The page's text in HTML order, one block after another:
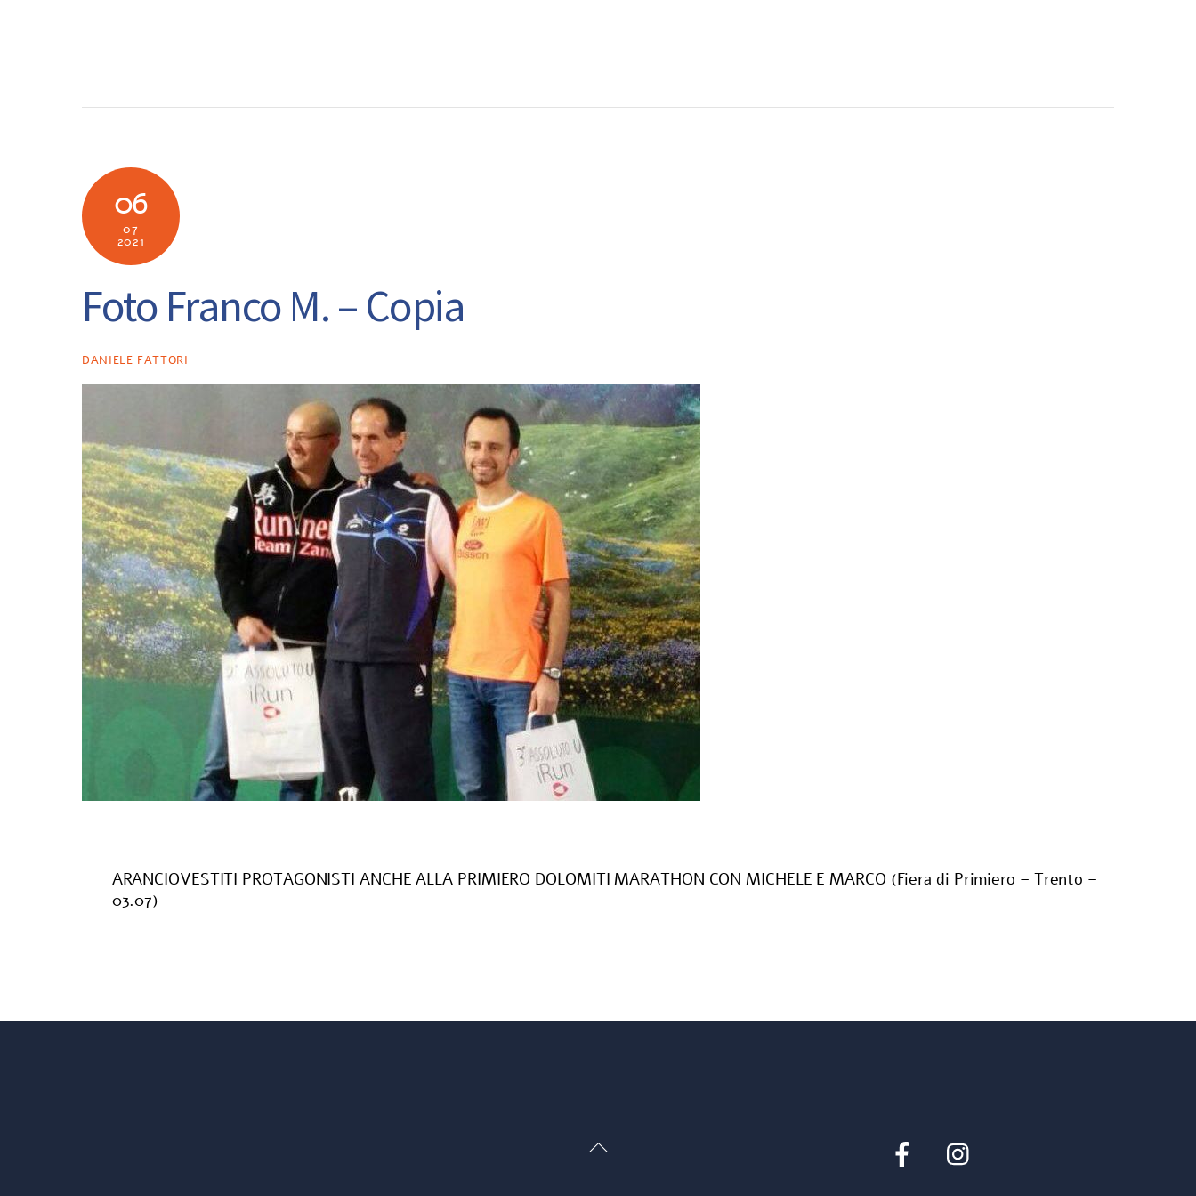
06
07
2021
Foto Franco M. – Copia
DANIELE FATTORI
ARANCIOVESTITI PROTAGONISTI ANCHE ALLA PRIMIERO DOLOMITI MARATHON CON MICHELE E MARCO (Fiera di Primiero – Trento –
03.07)
Back
Facebook